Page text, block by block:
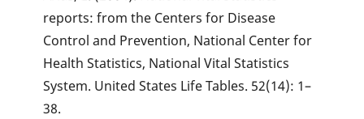
reports: from the Centers for Disease
Control and Prevention, National Center for
Health Statistics, National Vital Statistics
System. United States Life Tables. 52(14): 1–
38.